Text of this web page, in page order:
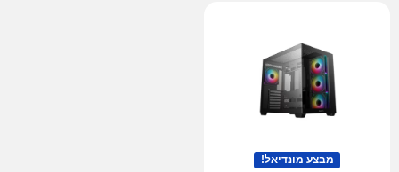
מבצע מונדיאל!